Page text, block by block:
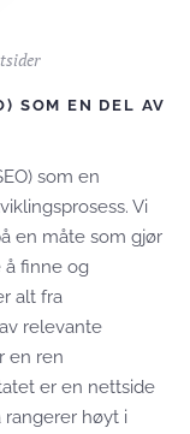
SOM EN DEL AV
som en
Vi
en måte som gjør
finne og
alt fra
relevante
en ren
er en nettside
rangerer høyt i